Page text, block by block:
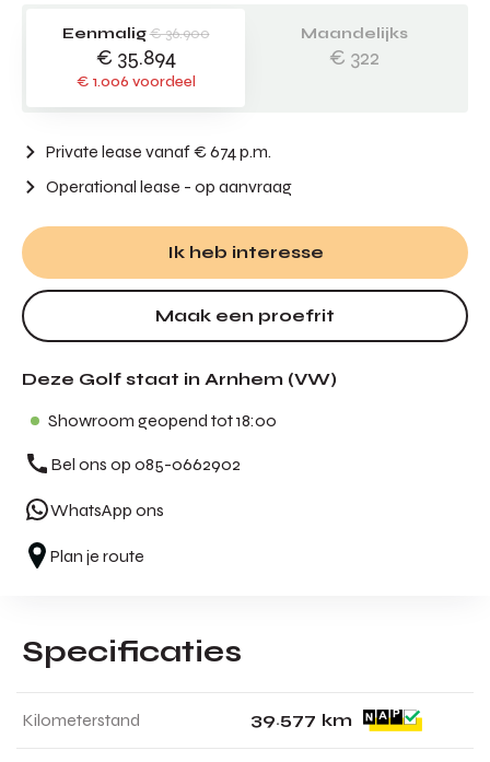
Eenmalig€ 36.900
€ 35.894
€ 1.006 voordeel
Maandelijks
€ 322
Private lease vanaf € 674 p.m.
Operational lease - op aanvraag
Ik heb interesse
Maak een proefrit
Deze Golf staat in Arnhem (VW)
Showroom geopend tot 18:00
Bel ons op 085-0662902
WhatsApp ons
Plan je route
Specificaties
Kilometerstand 39.577 km